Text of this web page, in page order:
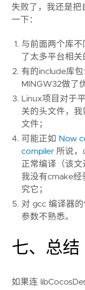
失败了，我还是把
一下：
与前面两个库不
了太多平台相关
有的include库
MINGW32做了
Linux项目对于
关的头文件，
文件；
可能正如 Now
compiler 所说，
正常编译（该
我没有cmake经
究它；
对 gcc 编译器
参数不熟悉。
七、总结
如果连